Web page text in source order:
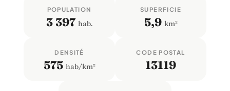
POPULATION
3 397 hab.
SUPERFICIE
5,9 km²
DENSITÉ
575 hab/km²
CODE POSTAL
13119